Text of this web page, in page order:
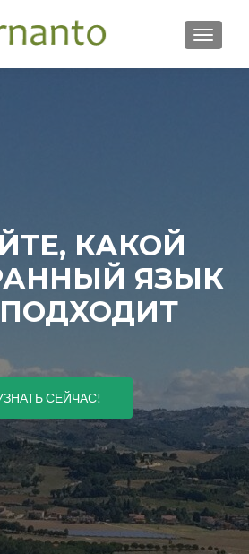
КАКОЙ
ЯЗЫК
СЕЙЧАС!